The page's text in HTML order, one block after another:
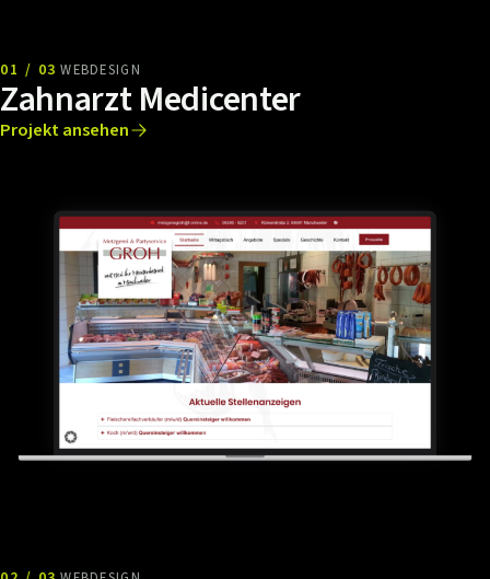
01 / 03 WEBDESIGN
Zahnarzt Medicenter
Projekt ansehen